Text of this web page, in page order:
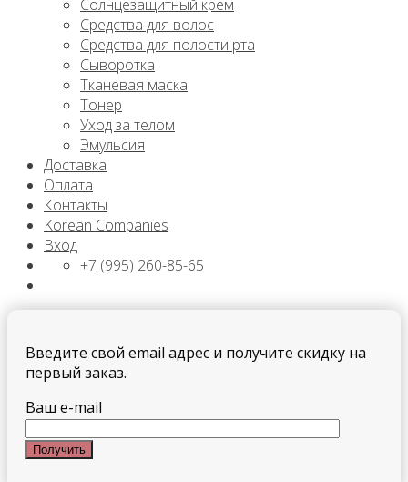
Солнцезащитный крем
Средства для волос
Средства для полости рта
Сыворотка
Тканевая маска
Тонер
Уход за телом
Эмульсия
Доставка
Оплата
Контакты
Korean Companies
Вход
+7 (995) 260-85-65
Введите свой email адрес и получите скидку на
первый заказ.
Ваш e-mail